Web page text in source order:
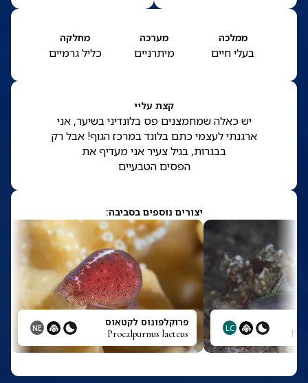
ממלכה
בעלי חיים
מערכה
מיתרניים
מחלקה
כליל גרמיים
קצת עליי
יש כאלה שמחמצנים פס בלונדיני בשיער, אני
ארגנתי לעצמי כתם בלונד במרכז הגוף! אבל רק
בבגרות, בגיל צעיר אני מעדיף את
הפסים הטבעיים
יצורים נוספים בסביבה:
LC פרוקלפונוס לקטאוס
Procalpurnus lacteus
NE